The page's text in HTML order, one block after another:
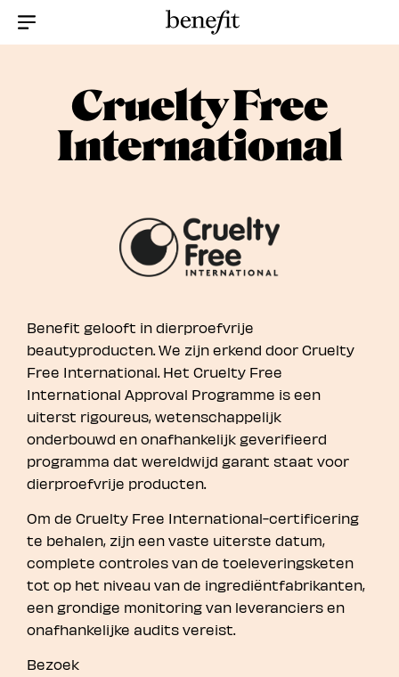
Cruelty Free
International
Benefit gelooft in dierproefvrije
beautyproducten. We zijn erkend door Cruelty
Free International. Het Cruelty Free
International Approval Programme is een
uiterst rigoureus, wetenschappelijk
onderbouwd en onafhankelijk geverifieerd
programma dat wereldwijd garant staat voor
dierproefvrije producten.
Om de Cruelty Free International-certificering
te behalen, zijn een vaste uiterste datum,
complete controles van de toeleveringsketen
tot op het niveau van de ingrediëntfabrikanten,
een grondige monitoring van leveranciers en
onafhankelijke audits vereist.
Bezoek